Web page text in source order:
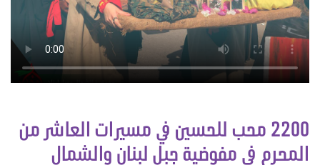
2200 محب للحسين في مسيرات العاشر من
المحرم في مفوضية جبل لبنان والشمال